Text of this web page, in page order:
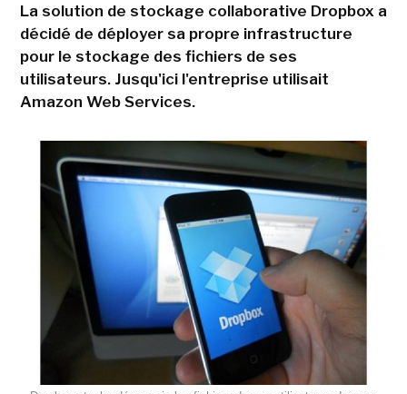
La solution de stockage collaborative Dropbox a
décidé de déployer sa propre infrastructure
pour le stockage des fichiers de ses
utilisateurs. Jusqu'ici l'entreprise utilisait
Amazon Web Services.